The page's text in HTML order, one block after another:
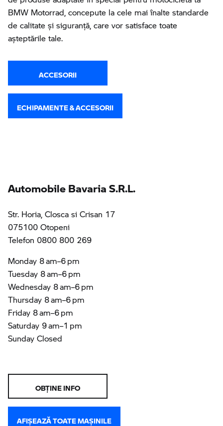
BMW Motorrad, concepute la cele mai înalte standarde
de calitate și siguranță, care vor satisface toate
așteptările tale.
ACCESORII
ECHIPAMENTE & ACCESORII
Automobile Bavaria S.R.L.
Str. Horia, Closca si Crisan 17
075100 Otopeni
Telefon 0800 800 269
Monday 8 am–6 pm
Tuesday 8 am–6 pm
Wednesday 8 am–6 pm
Thursday 8 am–6 pm
Friday 8 am–6 pm
Saturday 9 am–1 pm
Sunday Closed
OBŢINE INFO
AFIŞEAZĂ TOATE MAŞINILE